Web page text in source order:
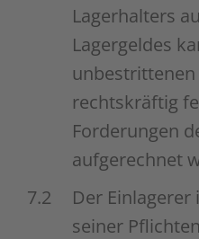
Lagerhalters
Lagergeldes
rechtskräftig
Forderungen
aufgerechnet
7.2
Der
seiner